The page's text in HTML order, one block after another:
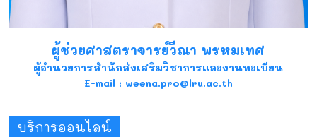
ผู้ช่วยศาสตราจารย์วีณา พรหมเทศ
ผู้อำนวยการสำนักส่งเสริมวิชาการและงานทะเบียน
E-mail : weena.pro@lru.ac.th
บริการออนไลน์